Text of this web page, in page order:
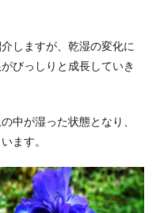
しますが、乾湿の変化に
びっしりと成長していき
中が湿った状態となり、
ます。